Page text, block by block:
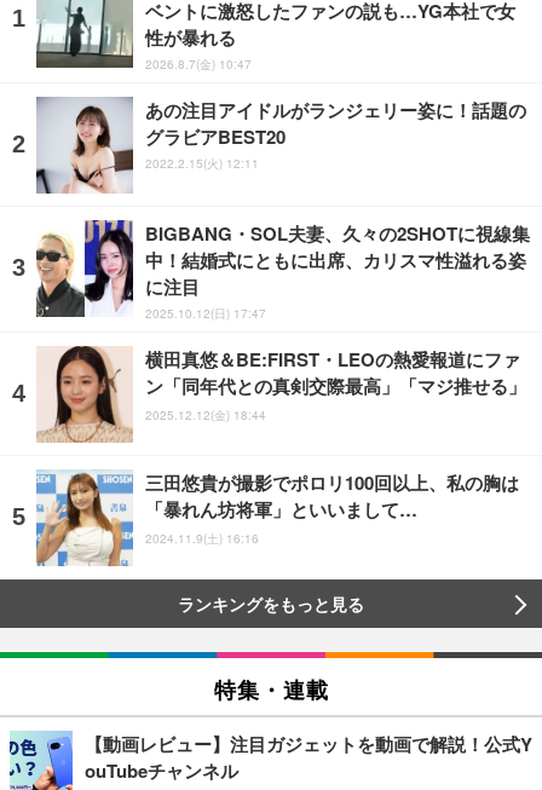
ベントに激怒したファンの説も…YG本社で女
性が暴れる
2026.8.7(金) 10:47
あの注目アイドルがランジェリー姿に！話題の
グラビアBEST20
2022.2.15(火) 12:11
BIGBANG・SOL夫妻、久々の2SHOTに視線集
中！結婚式にともに出席、カリスマ性溢れる姿
に注目
2025.10.12(日) 17:47
横田真悠＆BE:FIRST・LEOの熱愛報道にファ
ン「同年代との真剣交際最高」「マジ推せる」
2025.12.12(金) 18:44
三田悠貴が撮影でポロリ100回以上、私の胸は
「暴れん坊将軍」といいまして…
2024.11.9(土) 16:16
ランキングをもっと見る
特集・連載
【動画レビュー】注目ガジェットを動画で解説！公式Y
ouTubeチャンネル